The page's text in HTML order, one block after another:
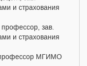
и страхования
зав.
и страхования
профессор МГИМО